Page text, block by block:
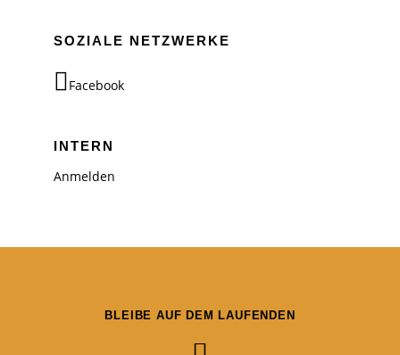
SOZIALE NETZWERKE
Facebook
INTERN
Anmelden
BLEIBE AUF DEM LAUFENDEN